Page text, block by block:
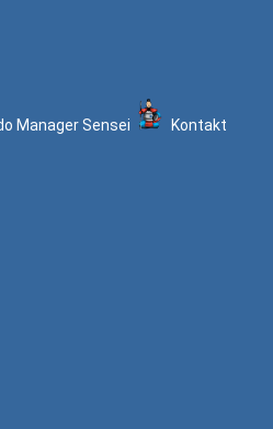
Manager Sensei
Kontakt